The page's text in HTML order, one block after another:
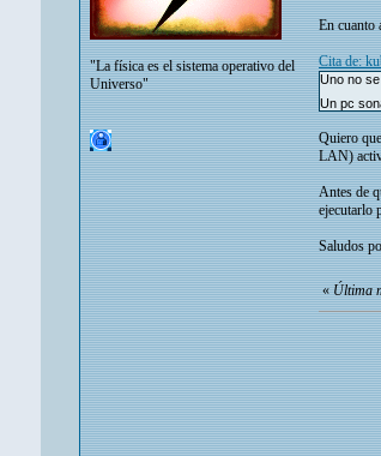
"La física es el sistema operativo del
Universo"
En cuanto
Cita de:
Uno no
Un pc
Quiero
LAN)
Antes de
ejecutarlo
Saludos
«Última